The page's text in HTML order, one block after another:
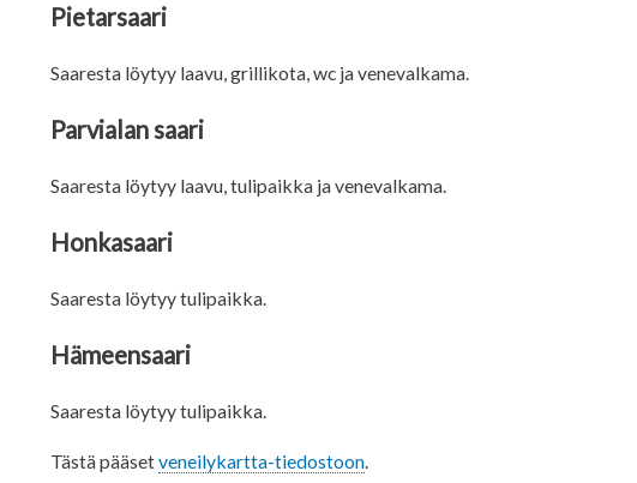
Pietarsaari
Saaresta löytyy laavu, grillikota, wc ja venevalkama.
Parvialan saari
Saaresta löytyy laavu, tulipaikka ja venevalkama.
Honkasaari
Saaresta löytyy tulipaikka.
Hämeensaari
Saaresta löytyy tulipaikka.
Tästä pääsetveneilykartta-tiedostoon.